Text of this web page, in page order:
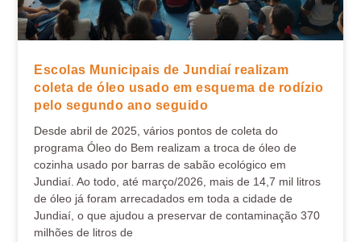
Escolas Municipais de Jundiaí realizam
coleta de óleo usado em esquema de rodízio
pelo segundo ano seguido
Desde abril de 2025, vários pontos de coleta do
programa Óleo do Bem realizam a troca de óleo de
cozinha usado por barras de sabão ecológico em
Jundiaí. Ao todo, até março/2026, mais de 14,7 mil litros
de óleo já foram arrecadados em toda a cidade de
Jundiaí, o que ajudou a preservar de contaminação 370
milhões de litros de